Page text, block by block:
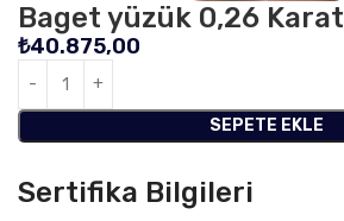
Baget yüzük 0,26 Karat
₺40.875,00
SEPETE EKLE
Sertifika Bilgileri